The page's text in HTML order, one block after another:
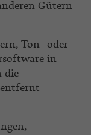
Gütern
Ton- oder
in
die
entfernt